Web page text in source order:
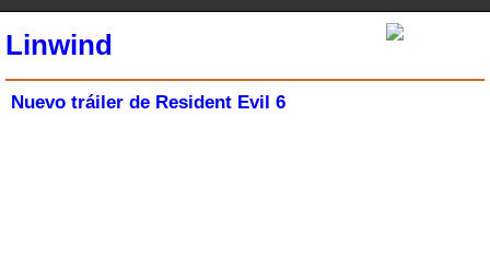
Linwind
Nuevo tráiler de Resident Evil 6